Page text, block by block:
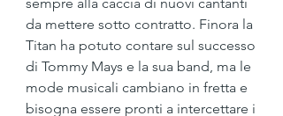
sempre alla caccia di nuovi cantanti
da mettere sotto contratto. Finora la
Titan ha potuto contare sul successo
di Tommy Mays e la sua band, ma le
mode musicali cambiano in fretta e
bisogna essere pronti a intercettare i